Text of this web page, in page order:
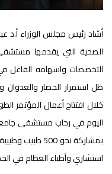
أشاد رئيس مجلس الوزراء أ.د
الصحية التي يقدمها
التخصصات واسهامه الفاعل
خلال افتتاح أعمال المؤتمر
اليوم في رحاب مستشفى
بمشاركة نحو
استشاري وأطباء العظام في